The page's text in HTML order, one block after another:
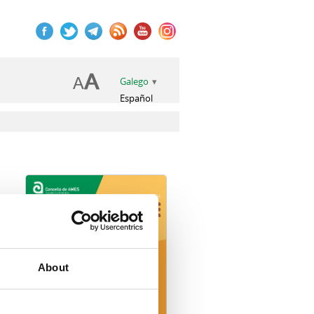
About
Galego
Español
Telegram